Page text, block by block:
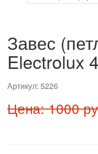
Завес
Electrolux
Артикул: 5226
Цена: 1000